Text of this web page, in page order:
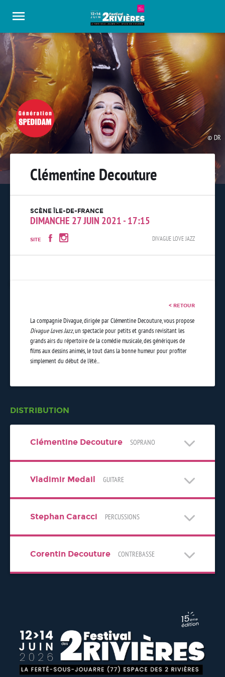
DR
Clémentine Decouture
SCÈNE ÎLE-DE-FRANCE
DIMANCHE 27 JUIN 2021 - 17:15
DIVAGUE LOVE JAZZ
SITE
< RETOUR
La compagnie Divague, dirigée par Clémentine Decouture, vous propose
Divague Loves Jazz, un spectacle pour petits et grands revisitant les
grands airs du répertoire de la comédie musicale, des génériques de
films aux dessins animés, le tout dans la bonne humeur pour profiter
simplement du début de l'été...
DISTRIBUTION
Clémentine Decouture SOPRANO
Vladimir Medail GUITARE
Stephan Caracci PERCUSSIONS
Corentin Decouture CONTREBASSE